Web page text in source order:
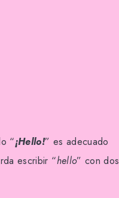
“¡Hello!” es adecuado
escribir “hello” con dos